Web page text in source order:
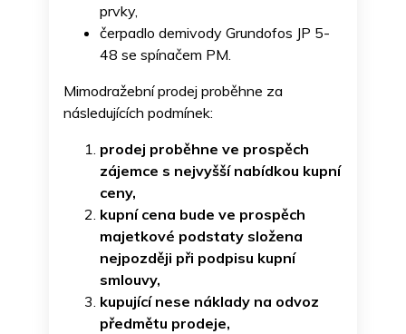
prvky,
čerpadlo demivody Grundofos JP 5-
48 se spínačem PM.
Mimodražební prodej proběhne za
následujících podmínek:
prodej proběhne ve prospěch
zájemce s nejvyšší nabídkou kupní
ceny,
kupní cena bude ve prospěch
majetkové podstaty složena
nejpozději při podpisu kupní
smlouvy,
kupující nese náklady na odvoz
předmětu prodeje,